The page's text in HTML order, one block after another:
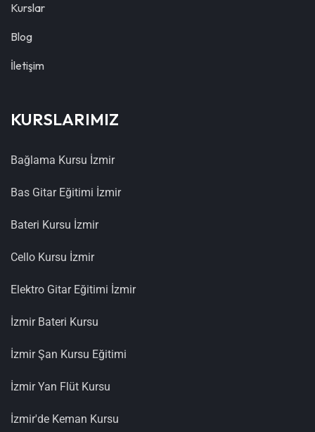
Kurslar
Blog
İletişim
KURSLARIMIZ
Bağlama Kursu İzmir
Bas Gitar Eğitimi İzmir
Bateri Kursu İzmir
Cello Kursu İzmir
Elektro Gitar Eğitimi İzmir
İzmir Bateri Kursu
İzmir Şan Kursu Eğitimi
İzmir Yan Flüt Kursu
İzmir'de Keman Kursu